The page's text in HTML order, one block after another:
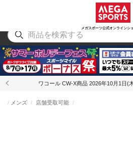
メガスポーツ公式オンラインシ
アウトドア
ワコール CW-X商品 2026年10月1日(
メンズ 店舗受取可能